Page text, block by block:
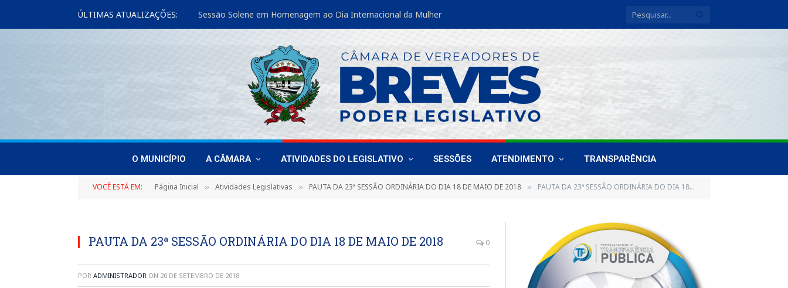
ÚLTIMAS ATUALIZAÇÕES: Sessão Solene em Homenagem ao Dia Internacional da Mulher
O MUNICÍPIO A CÂMARA ATIVIDADES DO LEGISLATIVO SESSÕES ATENDIMENTO TRANSPARÊNCIA
VOCÊ ESTÁ EM: Página Inicial » Atividades Legislativas » PAUTA DA 23ª SESSÃO ORDINÁRIA DO DIA 18 DE MAIO DE 2018 » PAUTA DA 23ª SESSÃO ORDINÁRIA DO DIA 18 DE MAIO DE 2018
PAUTA DA 23ª SESSÃO ORDINÁRIA DO DIA 18 DE MAIO DE 2018 0
POR ADMINISTRADOR ON 20 DE SETEMBRO DE 2018